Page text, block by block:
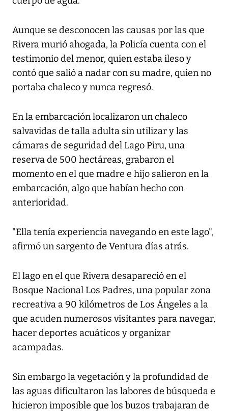
Aunque se desconocen las causas por las que
Rivera murió ahogada, la Policía cuenta con el
testimonio del menor, quien estaba ileso y
contó que salió a nadar con su madre, quien no
portaba chaleco y nunca regresó.
En la embarcación localizaron un chaleco
salvavidas de talla adulta sin utilizar y las
cámaras de seguridad del Lago Piru, una
reserva de 500 hectáreas, grabaron el
momento en el que madre e hijo salieron en la
embarcación, algo que habían hecho con
anterioridad.
"Ella tenía experiencia navegando en este lago",
afirmó un sargento de Ventura días atrás.
El lago en el que Rivera desapareció en el
Bosque Nacional Los Padres, una popular zona
recreativa a 90 kilómetros de Los Ángeles a la
que acuden numerosos visitantes para navegar,
hacer deportes acuáticos y organizar
acampadas.
Sin embargo la vegetación y la profundidad de
las aguas dificultaron las labores de búsqueda e
hicieron imposible que los buzos trabajaran de